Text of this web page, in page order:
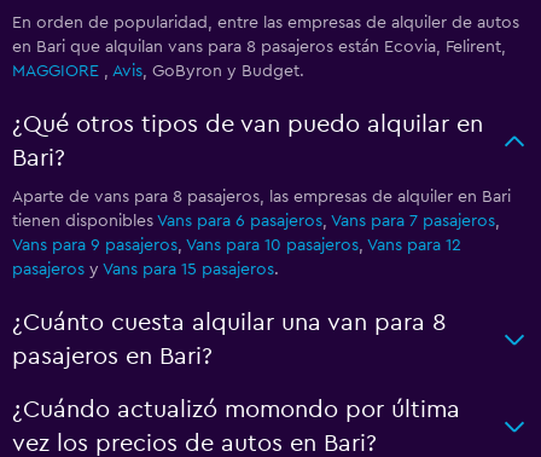
En orden de popularidad, entre las empresas de alquiler de autos
en Bari que alquilan vans para 8 pasajeros están Ecovia, Felirent,
MAGGIORE
Avis , GoByron y Budget.
¿Qué otros tipos de van puedo alquilar en
Bari?
Aparte de vans para 8 pasajeros, las empresas de alquiler en Bari
tienen disponibles Vans para 6 pasajeros Vans para 7 pasajeros
Vans para 9 pasajeros Vans para 10 pasajeros Vans para 12
pasajeros y Vans para 15 pasajeros.
¿Cuánto cuesta alquilar una van para 8
pasajeros en Bari?
¿Cuándo actualizó momondo por última
vez los precios de autos en Bari?